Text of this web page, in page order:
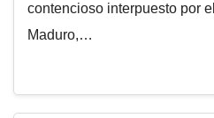
contencioso interpuesto por
Maduro,…